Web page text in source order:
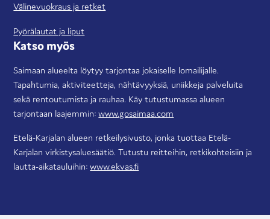
Välinevuokraus ja retket
Pyörälautat ja liput
Katso myös
Saimaan alueelta löytyy tarjontaa jokaiselle lomailijalle.
Tapahtumia, aktiviteetteja, nähtävyyksiä, uniikkeja palveluita
sekä rentoutumista ja rauhaa. Käy tutustumassa alueen
tarjontaan laajemmin:www.gosaimaa.com
Etelä-Karjalan alueen retkeilysivusto, jonka tuottaa Etelä-
Karjalan virkistysaluesäätiö. Tutustu reitteihin, retkikohteisiin ja
lautta-aikatauluihin:www.ekvas.fi